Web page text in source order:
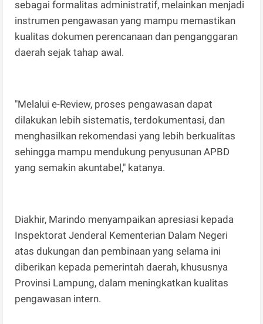
sebagai formalitas administratif, melainkan menjadi
instrumen pengawasan yang mampu memastikan
kualitas dokumen perencanaan dan penganggaran
daerah sejak tahap awal.
"Melalui e-Review, proses pengawasan dapat
dilakukan lebih sistematis, terdokumentasi, dan
menghasilkan rekomendasi yang lebih berkualitas
sehingga mampu mendukung penyusunan APBD
yang semakin akuntabel," katanya.
Diakhir, Marindo menyampaikan apresiasi kepada
Inspektorat Jenderal Kementerian Dalam Negeri
atas dukungan dan pembinaan yang selama ini
diberikan kepada pemerintah daerah, khususnya
Provinsi Lampung, dalam meningkatkan kualitas
pengawasan intern.